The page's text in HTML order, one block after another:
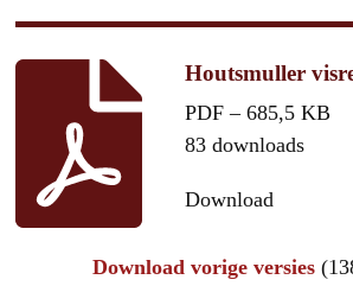
Houtsmuller
PDF – 685,5 KB
83 downloads
Download
Download vorige versies